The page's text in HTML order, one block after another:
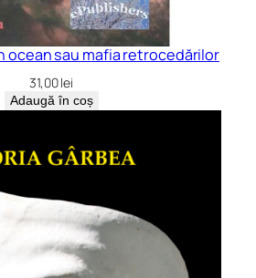
ocean sau mafia retrocedărilor
31,00lei
Adaugă în coș